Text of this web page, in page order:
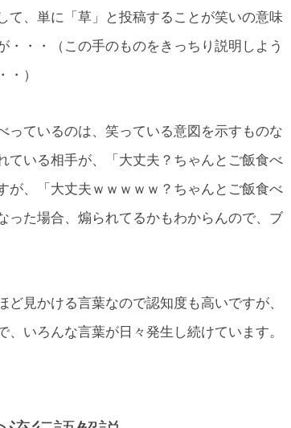
て、単に「草」と投稿することが笑いの意味
・・・（この手のものをきっちり説明しよう
・）
っているのは、笑っている意図を示すものな
ている相手が、「大丈夫？ちゃんとご飯食べ
が、「大丈夫ｗｗｗｗｗ？ちゃんとご飯食べ
った場合、煽られてるかもわからんので、ブ
ど見かける言葉なので認知度も高いですが、
いろんな言葉が日々発生し続けています。